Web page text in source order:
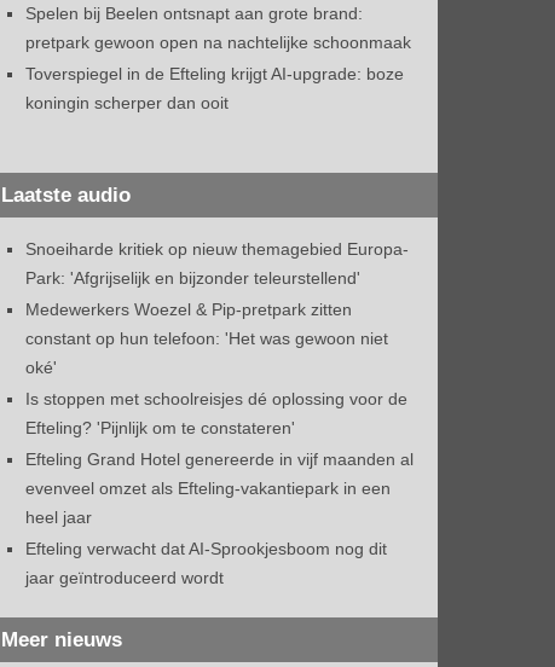
Spelen bij Beelen ontsnapt aan grote brand:
pretpark gewoon open na nachtelijke schoonmaak
Toverspiegel in de Efteling krijgt AI-upgrade: boze
koningin scherper dan ooit
Laatste audio
Snoeiharde kritiek op nieuw themagebied Europa-
Park: 'Afgrijselijk en bijzonder teleurstellend'
Medewerkers Woezel & Pip-pretpark zitten
constant op hun telefoon: 'Het was gewoon niet
oké'
Is stoppen met schoolreisjes dé oplossing voor de
Efteling? 'Pijnlijk om te constateren'
Efteling Grand Hotel genereerde in vijf maanden al
evenveel omzet als Efteling-vakantiepark in een
heel jaar
Efteling verwacht dat AI-Sprookjesboom nog dit
jaar geïntroduceerd wordt
Meer nieuws